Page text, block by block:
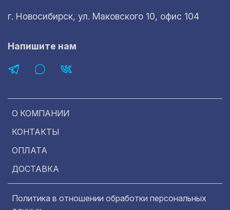
О КОМПАНИИ
КОНТАКТЫ
ОПЛАТА
ДОСТАВКА
Политика в отношении обработки персональных
г. Новосибирск, ул. Маковского 10, офис 104
Напишите нам